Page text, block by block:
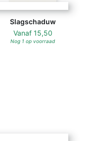
Slagschaduw
Vanaf 15,50
Nog 1 op voorraad